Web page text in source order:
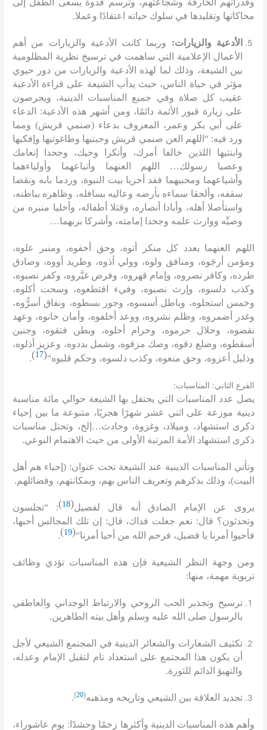
وقدراتهم الخارقة وشجاعتهم، وترسم قدوة يسعى الطفل إلى
محاكاتها وتقليدها في سلوك حياته اعتقادًا وعملا.
الأدعية والزيارات:
وربما كانت الأدعية والزيارات من أهم
الأعمال الإعلامية التي ساهمت في ترسيخ نظرية المظلومية
بين الشيعة، وذلك لما لهذه الأدعية والزيارات من دور حيوي
مؤثر في حياة الناس، حيث يدأب الشيعة على قراءة الأدعية
عقيب كل صلاة وفي جميع المناسبات الدينية، ويحرصون
على زيارة قبور الأئمة دائمًا، ومن أشهر هذه الأدعية:
الدعاء
على أبي بكر وعمر، المعروف بدعاء (صنمي قريش) ومما
ورد فيه: “ اللهم العن صنمي قريش وجبتيها وطاغوتيها وإفكيها
وابنتيها اللذين خالفا أمرك، وأنكرا وحيك، وجحدا إنعامك
وعصيا رسولك…
اللهم العنهما وأتباعهما وأولياءهما
وأشياعهما ومحبيهما فقد أخربا بيت النبوة، وردما بابه ونقضا
سقفه، وألحقا سماءه بأرضه وعاليه بسافله، وظاهره بباطنه،
واستأصلا أهله، وأبادا أنصاره، وقتلا أطفاله، وأخليا منبره من
وصيِّه ووارث علمه وجحدا إمامته، وأشركا بربهما…
اللهم العنهما بعدد كل منكر أتوه، وحق أخفوه، ومنبر علوه،
ومؤمن أرجَوه، ومنافق ولوه، وولي آذوه، وطريد أووه، وصادق
طرده، وكافر نصروه، وإمام قهروه، وفرض غيَّروه، وكفر نصبوه،
وكذب دلسوه، وإرث نصبوه، وفيء اقتطعوه، وسحت أكلوه،
وخمس استحلوه، وباطل أسسوه، وجور بسطوه، ونفاق أسرُّوه،
وغدر أضمروه، وظلم نشروه، ووعد أخلفوه، وأمان خانوه، وعهد
نقضوه، وحلال حرموه، وحرام أحلوه، وبطن فتقوه، وجنين
أسقطوه، وضلع دقوه، وصك مزقوه، وشمل بددوه، وعزيز أذلوه،
وذليل أعزوه، وحق منعوه، وكذب دلسوه، وحكم قلبوه“
(
17
)
.
الفرع الثاني: المناسبات:
يصل عدد المناسبات التي يحتفل بها الشيعة حوالي مائة مناسبة
دينية موزعة على اثني عشر شهرًا هجريًا، متنوعة ما بين إحياء
ذكرى استشهاد، وميلاد، وغزوة، وحادث… إلخ، وتحتل مناسبات
ذكرى استشهاد الأمة المرتبة الأولى من حيث الاهتمام النوعي.
وتأتي المناسبات الدينية عند الشيعة تحت عنوان: (إحياء هم أهل
البيت)، وذلك بذكرهم وتعريف الناس بهم، وبمكانتهم، وفضائلهم.
يروى عن الإمام الصادق أنه قال لفضيل(
18
)
: “تجلسون
وتحدثون؟ قال: نعم جعلت فداك، قال:
إن تلك المجالس أحبها،
فأحيوا أمرنا يا فضيل، فرحم الله من أحيا أمرنا“
(
19
)
.
ومن وجهة النظر الشيعية فإن هذه المناسبات تؤدي وظائف
تربوية مهمة، منها:
ترسيخ وتجذير الحب الروحي والارتباط الوجداني والعاطفي
بالرسول صلى الله عليه وسلم وأهل بيته الطاهرين.
تكثيف الشعارات والشعائر الدينية في المجتمع الشيعي لأجل
أن يكون هذا المجتمع على استعداد تام لتقبل الإمام وعدله،
والتهيؤ الدائم للثورة.
تجديد العلاقة بين الشيعي وتاريخه ومذهبه(
20
)
.
وأهم هذه المناسبات الدينية وأكثرها زخمًا وحشدًا : يوم عاشوراء،